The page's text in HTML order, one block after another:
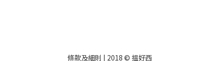
條款及細則 | 2018 © 揾好西